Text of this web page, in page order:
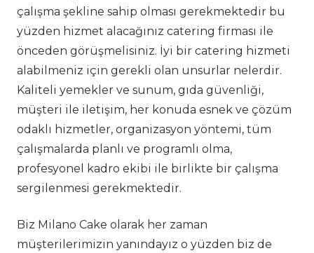
çalışma şekline sahip olması gerekmektedir bu
yüzden hizmet alacağınız catering firması ile
önceden görüşmelisiniz. İyi bir catering hizmeti
alabilmeniz için gerekli olan unsurlar nelerdir.
Kaliteli yemekler ve sunum, gıda güvenliği,
müşteri ile iletişim, her konuda esnek ve çözüm
odaklı hizmetler, organizasyon yöntemi, tüm
çalışmalarda planlı ve programlı olma,
profesyonel kadro ekibi ile birlikte bir çalışma
sergilenmesi gerekmektedir.
Biz Milano Cake olarak her zaman
müşterilerimizin yanındayız o yüzden biz de